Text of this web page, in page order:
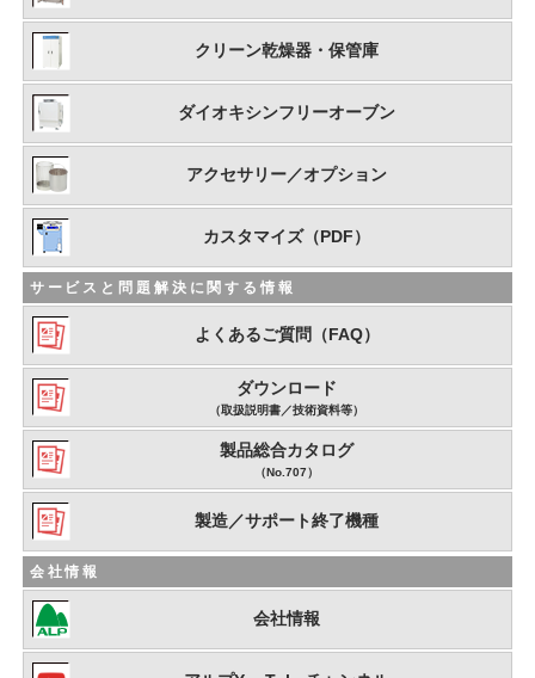
クリーン乾燥器・保管庫
ダイオキシンフリーオーブン
アクセサリー／オプション
カスタマイズ（PDF）
サービスと問題解決に関する情報
よくあるご質問（FAQ）
ダウンロード
（取扱説明書／技術資料等）
製品総合カタログ
（No.707）
製造／サポート終了機種
会社情報
会社情報